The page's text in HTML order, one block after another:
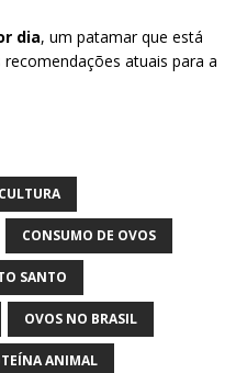
dia, um patamar que está
atuais para a
CONSUMO DE OVOS
SANTO
OVOS NO BRASIL
ANIMAL